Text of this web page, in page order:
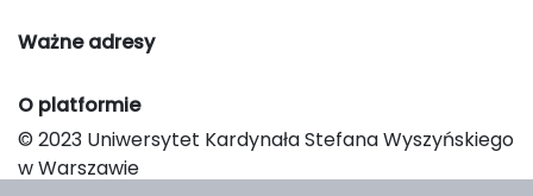
Ważne adresy
O platformie
© 2023 Uniwersytet Kardynała Stefana Wyszyńskiego
w Warszawie